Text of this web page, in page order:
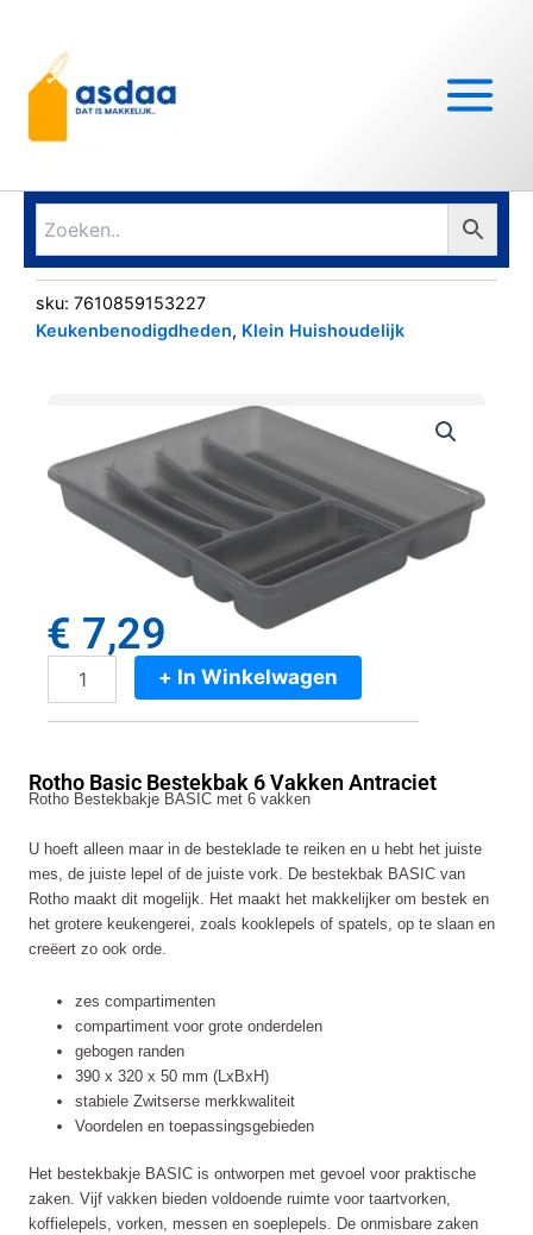
inhoud
sku: 7610859153227
Keukenbenodigdheden, Klein Huishoudelijk
€ 7,29
Rotho
Vakken
Antraciet
+ In Winkelwagen
Rotho Basic Bestekbak 6 Vakken Antraciet
Rotho Bestekbakje BASIC met 6 vakken
U hoeft alleen maar in de besteklade te reiken en u hebt het juiste
mes, de juiste lepel of de juiste vork. De bestekbak BASIC van
Rotho maakt dit mogelijk. Het maakt het makkelijker om bestek en
het grotere keukengerei, zoals kooklepels of spatels, op te slaan en
creëert zo ook orde.
zes compartimenten
compartiment voor grote onderdelen
gebogen randen
390 x 320 x 50 mm (LxBxH)
stabiele Zwitserse merkkwaliteit
Voordelen en toepassingsgebieden
Het bestekbakje BASIC is ontworpen met gevoel voor praktische
zaken. Vijf vakken bieden voldoende ruimte voor taartvorken,
koffielepels, vorken, messen en soeplepels. De onmisbare zaken